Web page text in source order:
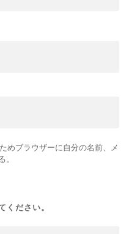
めブラウザーに自分の名前、メ
ください。